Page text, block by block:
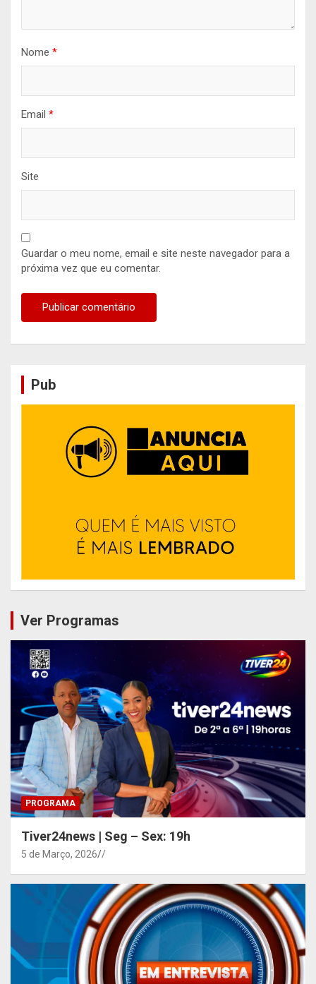
Nome *
Email *
Site
Guardar o meu nome, email e site neste navegador para a
próxima vez que eu comentar.
Pub
Ver Programas
PROGRAMA
Tiver24news | Seg – Sex: 19h
5 de Março, 2026 /